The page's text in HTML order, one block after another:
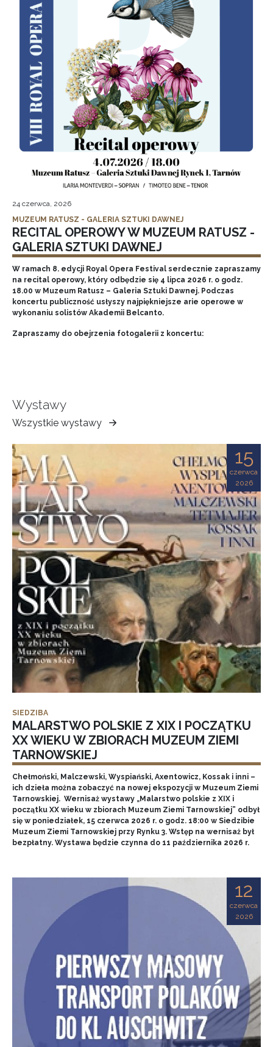
24 czerwca, 2026
MUZEUM RATUSZ - GALERIA SZTUKI DAWNEJ
RECITAL OPEROWY W MUZEUM RATUSZ -
GALERIA SZTUKI DAWNEJ
W ramach 8. edycji Royal Opera Festival serdecznie zapraszamy
na recital operowy, który odbędzie się 4 lipca 2026 r. o godz.
18.00 w Muzeum Ratusz – Galeria Sztuki Dawnej. Podczas
koncertu publiczność usłyszy najpiękniejsze arie operowe w
wykonaniu solistów Akademii Belcanto.
Zapraszamy do obejrzenia fotogalerii z koncertu:
Wystawy
Wszystkie wystawy
Muzeum
Ziemi
Tarnowskiej
15
czerwca
2026
SIEDZIBA
MALARSTWO POLSKIE Z XIX I POCZĄTKU
XX WIEKU W ZBIORACH MUZEUM ZIEMI
TARNOWSKIEJ
Chełmoński, Malczewski, Wyspiański, Axentowicz, Kossak i inni –
ich dzieła można zobaczyć na nowej ekspozycji w Muzeum Ziemi
Tarnowskiej. Wernisaż wystawy „Malarstwo polskie z XIX i
początku XX wieku w zbiorach Muzeum Ziemi Tarnowskiej” odbył
się w poniedziałek, 15 czerwca 2026 r. o godz. 18:00 w Siedzibie
Muzeum Ziemi Tarnowskiej przy Rynku 3. Wstęp na wernisaż był
bezpłatny. Wystawa będzie czynna do 11 października 2026 r.
12
czerwca
2026